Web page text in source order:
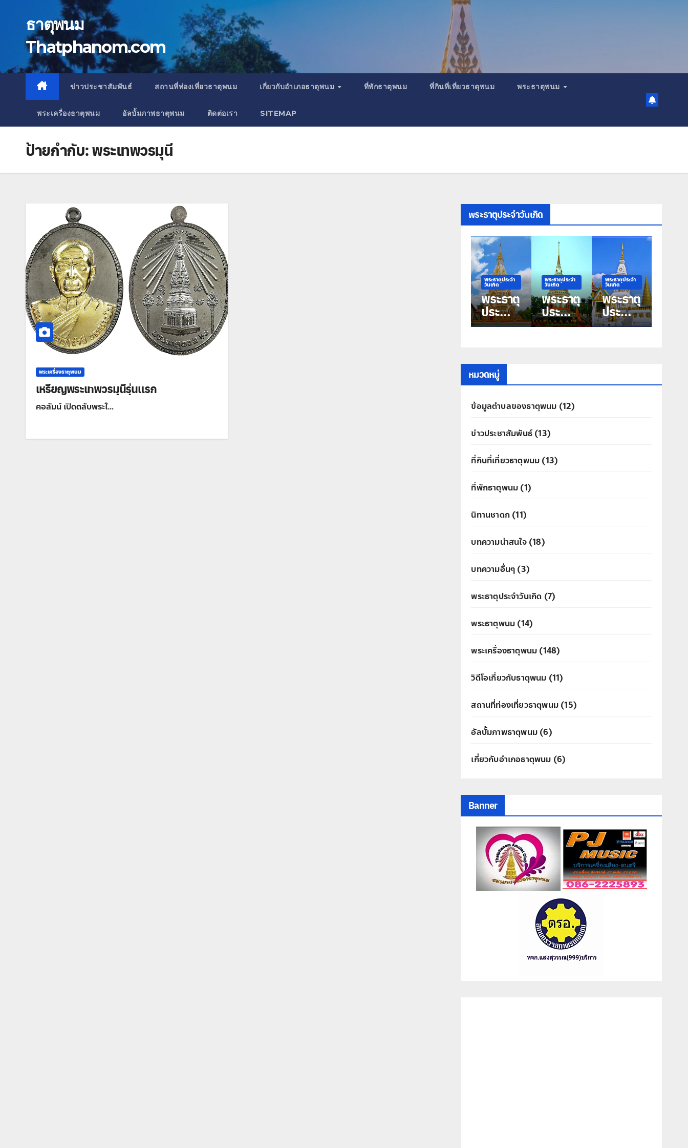
contentธาตุพนม
Thatphanom.com
ข่าวประชาสัมพันธ์ สถานที่ท่องเที่ยวธาตุพนม เกี่ยวกับอำเภอธาตุพนม ที่พักธาตุพนม ที่กินที่เที่ยวธาตุพนม พระธาตุพนม
พระเครื่องธาตุพนม อัลบั้มภาพธาตุพนม ติดต่อเรา SITEMAP
ป้ายกำกับ:พระเทพวรมุนี
พระเครื่องธาตุพนม
เหรียญพระเทพวรมุนีรุ่นแรก
คอลัมน์ เปิดตลับพระใ…
พระธาตุประจำวันเกิด
พระธาตุประจำ
วันเกิด
พระธาตุ
ประจำ
วันเกิด
ดี พระ
ธาตุ
ประสิทธิ์
พระธาตุประจำ
วันเกิด
พระธาตุ
ประจำ
วันเกิด
พระธาตุประจำ
วันเกิด
พระธาตุ
ประจำ
วันเกิด
หมวดหมู่
ข้อมูลตำบลของธาตุพนม (12)
ข่าวประชาสัมพันธ์(13)
ที่กินที่เที่ยวธาตุพนม (13)
ที่พักธาตุพนม (1)
นิทานชาดก(11)
บทความน่าสนใจ(18)
บทความอื่นๆ (3)
พระธาตุประจำวันเกิด (7)
พระธาตุพนม (14)
พระเครื่องธาตุพนม (148)
วิดีโอเกี่ยวกับธาตุพนม (11)
สถานที่ท่องเที่ยวธาตุพนม(15)
อัลบั้มภาพธาตุพนม(6)
เกี่ยวกับอำเภอธาตุพนม (6)
Banner